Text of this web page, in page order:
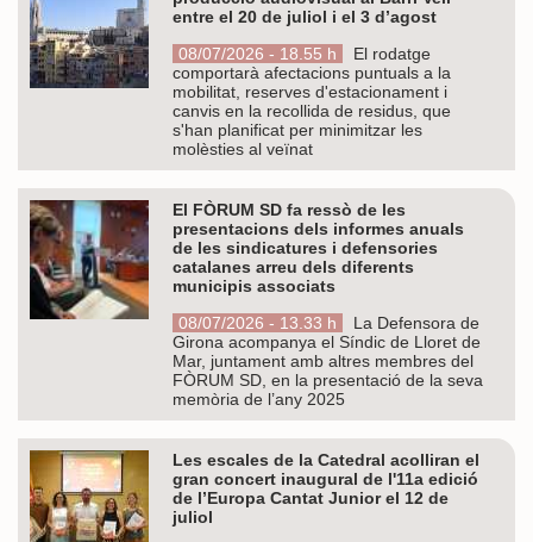
entre el 20 de juliol i el 3 d’agost
08/07/2026 - 18.55 h
El rodatge
comportarà afectacions puntuals a la
mobilitat, reserves d'estacionament i
canvis en la recollida de residus, que
s'han planificat per minimitzar les
molèsties al veïnat
El FÒRUM SD fa ressò de les
presentacions dels informes anuals
de les sindicatures i defensories
catalanes arreu dels diferents
municipis associats
08/07/2026 - 13.33 h
La Defensora de
Girona acompanya el Síndic de Lloret de
Mar, juntament amb altres membres del
FÒRUM SD, en la presentació de la seva
memòria de l’any 2025
Les escales de la Catedral acolliran el
gran concert inaugural de l'11a edició
de l’Europa Cantat Junior el 12 de
juliol